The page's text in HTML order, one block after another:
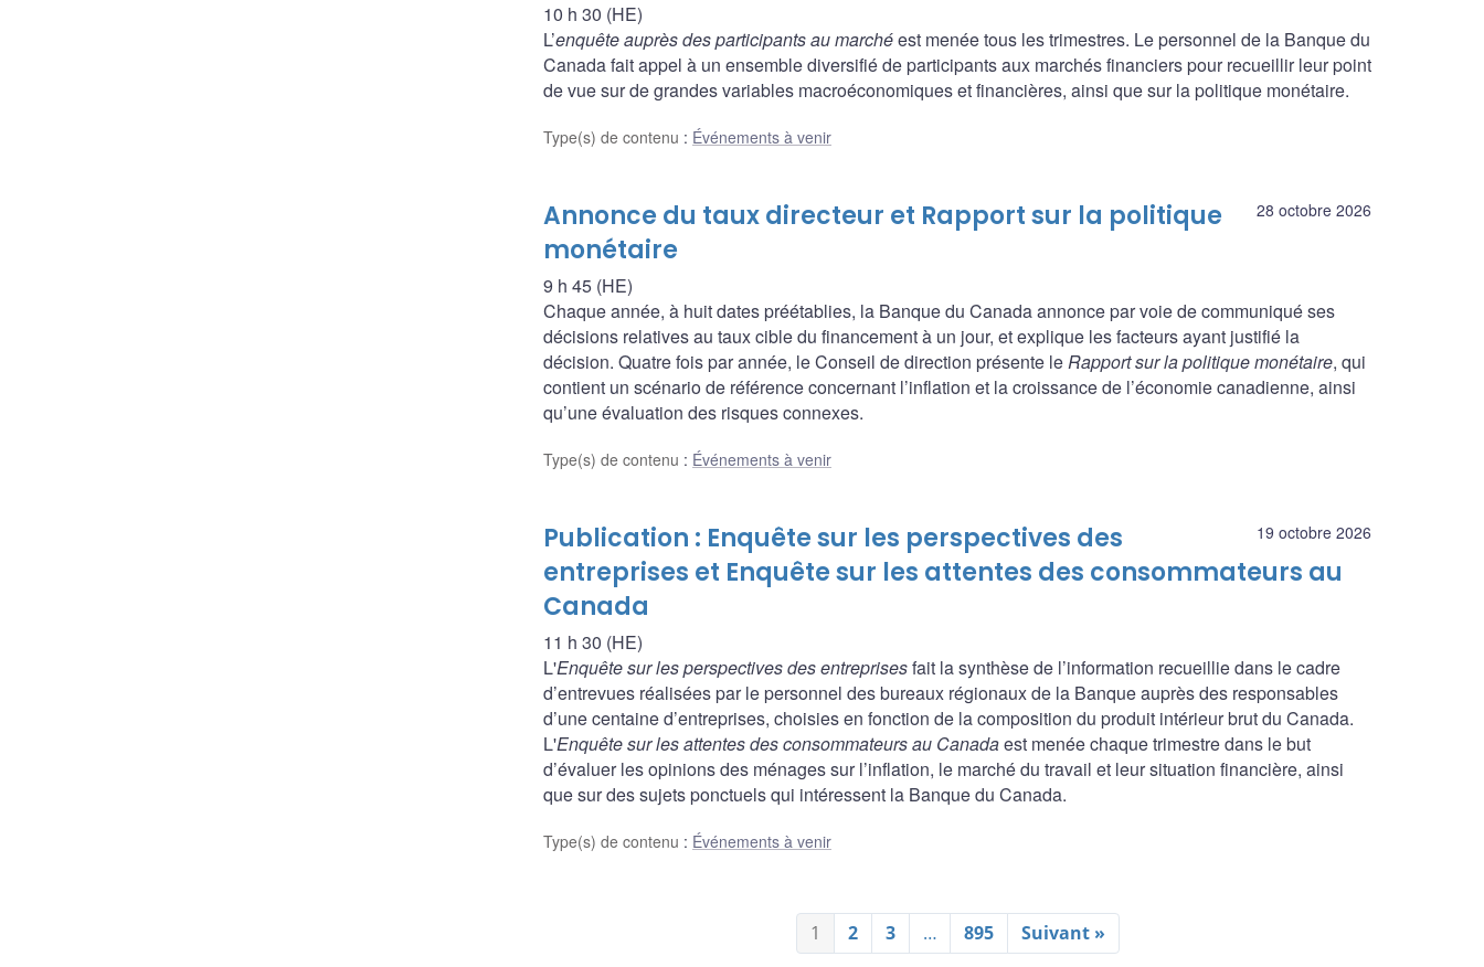
10 h 30 (HE)
L’enquête auprès des participants au marchéest menée tous les trimestres. Le personnel de la Banque du
Canada fait appel à un ensemble diversifié de participants aux marchés financiers pour recueillir leur point
de vue sur de grandes variables macroéconomiques et financières, ainsi que sur la politique monétaire.
Type(s) de contenu : Événements à venir
28 octobre 2026
Annonce du taux directeur et Rapport sur la politique
monétaire
9 h 45 (HE)
Chaque année, à huit dates préétablies, la Banque du Canada annonce par voie de communiqué ses
décisions relatives au taux cible du financement à un jour, et explique les facteurs ayant justifié la
décision. Quatre fois par année, le Conseil de direction présente leRapport sur la politique monétaire, qui
contient un scénario de référence concernant l’inflation et la croissance de l’économie canadienne, ainsi
qu’une évaluation des risques connexes.
Type(s) de contenu : Événements à venir
19 octobre 2026
Publication : Enquête sur les perspectives des
entreprises et Enquête sur les attentes des consommateurs au
Canada
11 h 30 (HE)
L'Enquête sur les perspectives des entreprisesfait la synthèse de l’information recueillie dans le cadre
d’entrevues réalisées par le personnel des bureaux régionaux de la Banque auprès des responsables
d’une centaine d’entreprises, choisies en fonction de la composition du produit intérieur brut du Canada.
L'Enquête sur les attentes des consommateurs au Canadaest menée chaque trimestre dans le but
d’évaluer les opinions des ménages sur l’inflation, le marché du travail et leur situation financière, ainsi
que sur des sujets ponctuels qui intéressent la Banque du Canada.
Type(s) de contenu : Événements à venir
1 2 3 … 895 Suivant »